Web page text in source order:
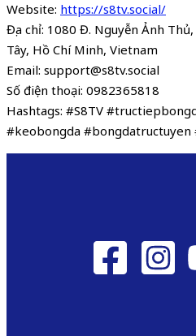
Website: https://s8tv.social/
Địa chỉ: 1080 Đ. Nguyễn Ảnh
Tây, Hồ Chí Minh, Vietnam
Email: support@s8tv.social
Số điện thoại: 0982365818
Hashtags: #S8TV
#keobongda #bongdatructuyen